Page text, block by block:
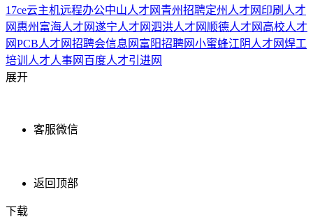
17ce云主机远程办公中山人才网 青州招聘定州人才网 印刷人才
网 惠州富海人才网遂宁人才网泗洪人才网 顺德人才网 高校人才
网PCB人才网招聘会信息网 富阳招聘网小蜜蜂江阴人才网焊工
培训 人才人事网 百度人才引进网
展开
客服微信
返回顶部
下载